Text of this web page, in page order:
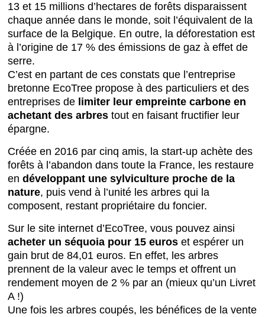
13 et 15 millions d’hectares de forêts disparaissent
chaque année dans le monde, soit l’équivalent de la
surface de la Belgique. En outre, la déforestation est
à l’origine de 17 % des émissions de gaz à effet de
serre.
C’est en partant de ces constats que l’entreprise
bretonne EcoTree propose à des particuliers et des
entreprises de limiter leur empreinte carbone en
achetant des arbres tout en faisant fructifier leur
épargne.
Créée en 2016 par cinq amis, la start-up achète des
forêts à l’abandon dans toute la France, les restaure
endéveloppant une sylviculture proche de la
nature, puis vend à l’unité les arbres qui la
composent, restant propriétaire du foncier.
Sur le site internet d’EcoTree, vous pouvez ainsi
acheter un séquoia pour 15 euros et espérer un
gain brut de 84,01 euros. En effet, les arbres
prennent de la valeur avec le temps et offrent un
rendement moyen de 2 % par an (mieux qu’un Livret
A !)
Une fois les arbres coupés, les bénéfices de la vente